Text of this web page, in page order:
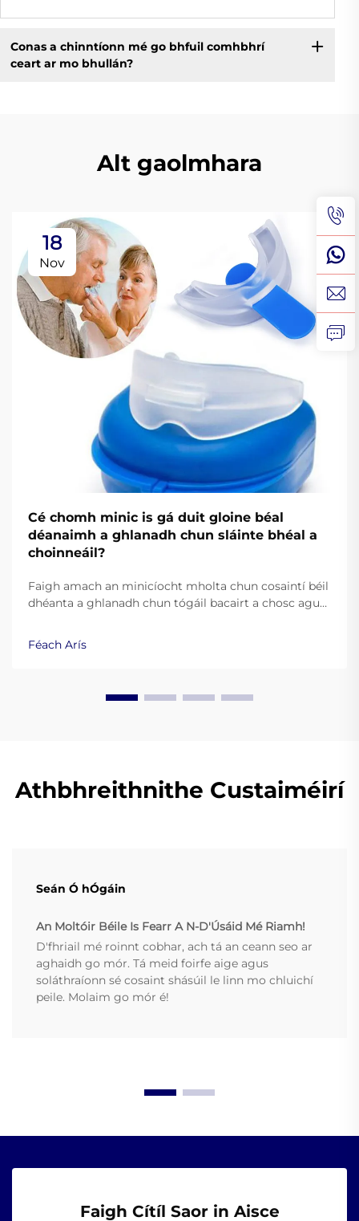
Conas a chinntíonn mé go bhfuil comhbhrí
ceart ar mo bhullán?
Alt gaolmhara
18
Nov
Cé chomh minic is gá duit gloine béal
déanaimh a ghlanadh chun sláinte bhéal a
choinneáil?
Faigh amach an minicíocht mholta chun cosaintí béil
dhéanta a ghlanadh chun tógáil bacairt a chosc agus
ó shaineolaithe fiacla.
Féach Arís
Athbhreithnithe Custaiméirí
Seán Ó hÓgáin
An Moltóir Béile Is Fearr A N-D'Úsáid Mé Riamh!
D'fhriail mé roinnt cobhar, ach tá an ceann seo ar
aghaidh go mór. Tá meid foirfe aige agus
soláthraíonn sé cosaint shásúil le linn mo chluichí
peile. Molaim go mór é!
Faigh Cítíl Saor in Aisce